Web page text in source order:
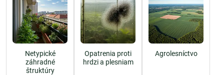
Netypické
záhradné
štruktúry
Opatrenia proti
hrdzi a plesniam
Agrolesníctvo